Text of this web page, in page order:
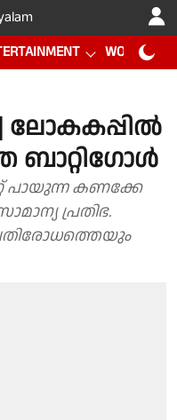
WORLD CUP
| ലോകകപ്പില്‍
ബാറ്റിഗോള്‍
പായുന്ന കണക്കേ
പ്രതിഭ.